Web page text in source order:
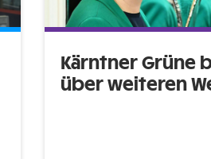
Kärntner Grüne
über weiteren